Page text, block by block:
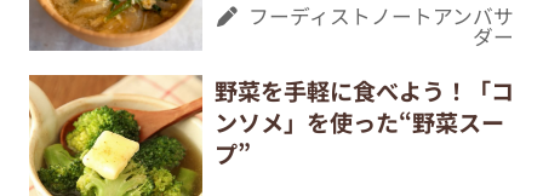
フーディストノートアンバサ
ダー
野菜を手軽に食べよう！「コ
ンソメ」を使った“野菜スー
プ”